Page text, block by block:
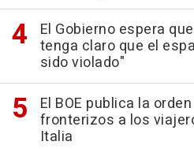
El Gobierno espera
tenga claro que el
sido violado"
El BOE publica la
fronterizos a los
Italia